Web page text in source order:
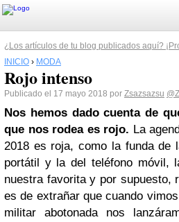
¿Los artículos de tu blog publicados aquí?
INICIO › MODA
Rojo intenso
Publicado el 17 mayo 2018 por Zsazsazsu
Nos hemos dado cuenta de
que nos rodea es rojo. La
2018 es roja, como la funda de
portátil y la del teléfono móvil,
nuestra favorita y por supuesto,
es de extrañar que cuando
militar abotonada nos